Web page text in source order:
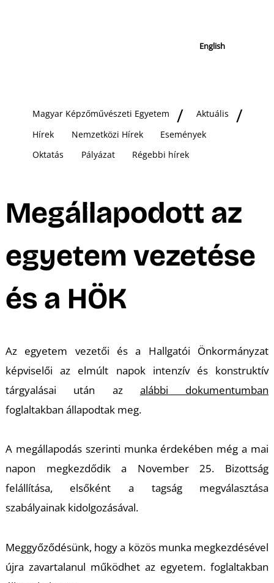
English
Magyar Képzőművészeti Egyetem
Aktuális
Hírek
Nemzetközi Hírek
Események
Oktatás
Pályázat Régebbi hírek
Megállapodott az
egyetem vezetése
és a HÖK
Az egyetem vezetői és a Hallgatói Önkormányzat
képviselői az elmúlt napok intenzív és konstruktív
tárgyalásai után az alábbi dokumentumban
foglaltakban állapodtak meg.
A megállapodás szerinti munka érdekében még a mai
napon megkezdődik a November 25. Bizottság
felállítása, elsőként a tagság megválasztása
szabályainak kidolgozásával.
Meggyőződésünk, hogy a közös munka megkezdésével
újra zavartalanul működhet az egyetem. foglaltakban